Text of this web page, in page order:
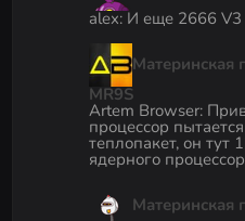
alex: И еще 2666 V3
Материнская
MR9S
Artem Browser:
процессор
теплопакет, он тут
ядерного
Материнская